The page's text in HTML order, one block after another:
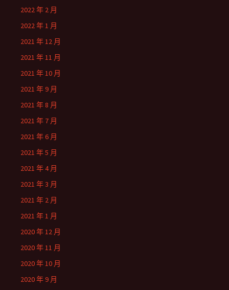
2022 年 2 月
2022 年 1 月
2021 年 12 月
2021 年 11 月
2021 年 10 月
2021 年 9 月
2021 年 8 月
2021 年 7 月
2021 年 6 月
2021 年 5 月
2021 年 4 月
2021 年 3 月
2021 年 2 月
2021 年 1 月
2020 年 12 月
2020 年 11 月
2020 年 10 月
2020 年 9 月